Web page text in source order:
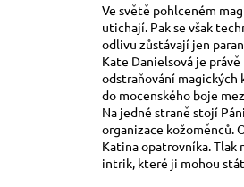
Ve světě pohlceném
utichají. Pak se však
odlivu zůstávají jen
Kate Danielsová je
odstraňování magických
do mocenského boje
Na jedné straně stojí
organizace kožoměnců.
Katina opatrovníka. Tlak
intrik, které ji mohou stát